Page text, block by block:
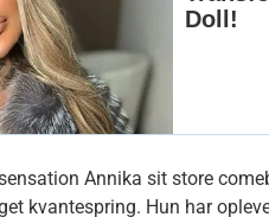
Annika sit store
kvantespring. Hun har